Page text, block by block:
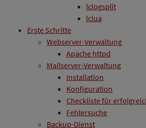
lclogsplit
lclua
Erste Schritte
Webserver-Verwaltung
Apache httpd
Mailserver-Verwaltung
Installation
Konfiguration
Checkliste für
Fehlersuche
Backup-Dienst